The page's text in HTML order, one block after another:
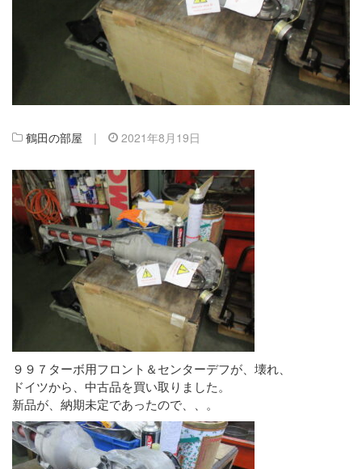
鶴田の部屋 | 2021年8月19日
９９７ターボ用フロント＆センターデフが、壊れ、
ドイツから、中古品を買い取りました。
新品が、納期未定であったので、、。